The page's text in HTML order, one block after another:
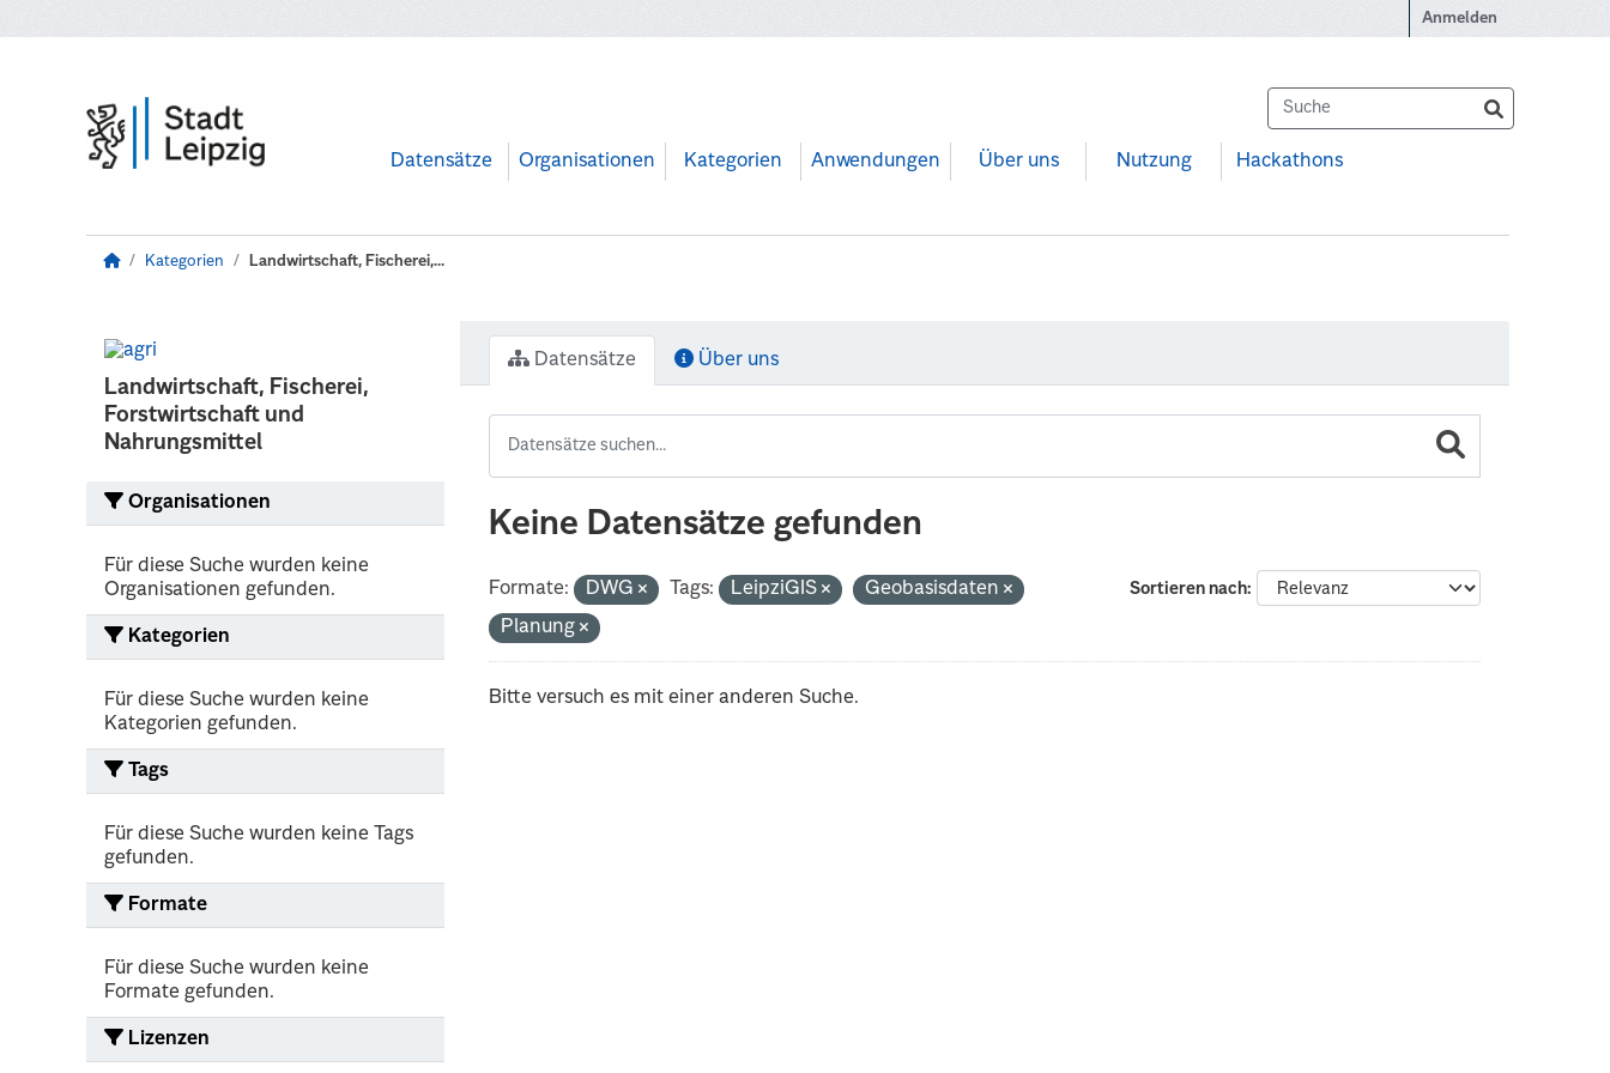
Anmelden
Datensätze Organisationen Kategorien Anwendungen Über uns Nutzung Hackathons
Kategorien Landwirtschaft, Fischerei,...
Landwirtschaft, Fischerei,
Forstwirtschaft und
Nahrungsmittel
Organisationen
Für diese Suche wurden keine
Organisationen gefunden.
Kategorien
Für diese Suche wurden keine
Kategorien gefunden.
Tags
Für diese Suche wurden keine Tags
gefunden.
Formate
Für diese Suche wurden keine
Formate gefunden.
Lizenzen
Datensätze Über uns
Keine Datensätze gefunden
Sortieren nach
Formate: DWG Tags: LeipziGIS
Geobasisdaten
Planung
Bitte versuch es mit einer anderen Suche.